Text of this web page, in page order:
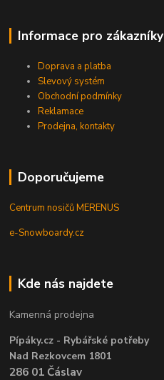
Informace pro zákazníky
Doprava a platba
Slevový systém
Obchodní podmínky
Reklamace
Prodejna, kontakty
Doporučujeme
Centrum nosičů MERENUS
e-Snowboardy.cz
Kde nás najdete
Kamenná prodejna
Pípáky.cz - Rybářské potřeby
Nad Rezkovcem 1801
286 01 Čáslav